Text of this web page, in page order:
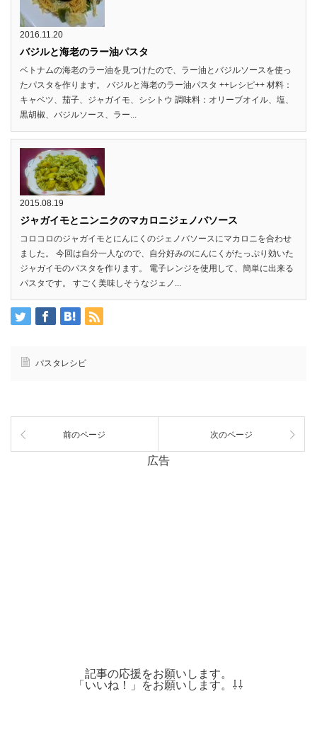
2016.11.20
バジルと海老のラー油パスタ
ベトナムの海老のラー油を見つけたので、ラー油とバジルソースを使っ
たパスタを作ります。 バジルと海老のラー油パスタ ++レシピ++ 材料：
キャベツ、茄子、ジャガイモ、シシトウ 調味料：オリーブオイル、塩、
黒胡椒、バジルソース、ラー...
2015.08.19
ジャガイモとニンニクのマカロニジェノバソース
コロコロのジャガイモとにんにくのジェノバソースにマカロニを合わせ
ました。 今回は自分一人なので、自分好みのにんにくがたっぷり効いた
ジャガイモのパスタを作ります。 電子レンジを使用して、簡単に出来る
パスタです。 すごく美味しそうなジェノ...
パスタレシピ
前のページ 次のページ
広告
記事の応援をお願いします。
「いいね！」をお願いします。⇩⇩